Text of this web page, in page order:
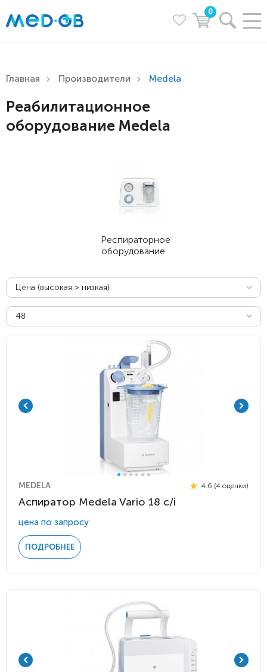
0
Главная Производители Medela
Реабилитационное
оборудование Medela
Респираторное
оборудование
Цена (высокая > низкая)
48
MEDELA 4.6 (4 оценки)
Аспиратор Medela Vario 18 c/i
цена по запросу
ПОДРОБНЕЕ